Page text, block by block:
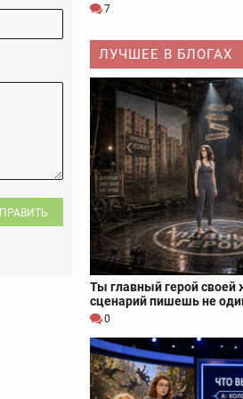
7
ЛУЧШЕЕ В БЛОГАХ
Ты главный герой своей
сценарий пишешь не
0